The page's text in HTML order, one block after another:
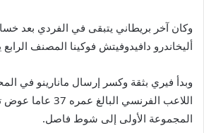
وكان آخر بريطاني يتبقى في الفردي بعد
أليخاندرو دافيدوفيتش فوكينا المصنف الرابع
وبدأ فيري بثقة وكسر إرسال مانارينو في
المجموعة الأولى إلى شوط فاصل.